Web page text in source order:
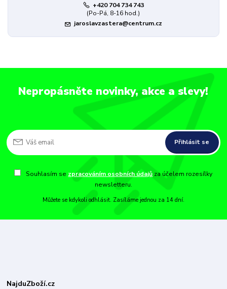
+420 704 734 743
(Po-Pá, 8-16 hod.)
jaroslavzastera@centrum.cz
Nepropásněte novinky, akce a slevy!
Přihlásit se
Souhlasím se zpracováním osobních údajů za účelem rozesílky
newsletteru.
Můžete se kdykoli odhlásit. Zasíláme jednou za 14 dní.
NajduZboží.cz